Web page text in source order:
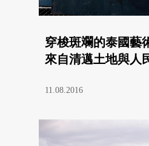
穿梭斑斕的泰國藝
來自清邁土地與人
11.08.2016